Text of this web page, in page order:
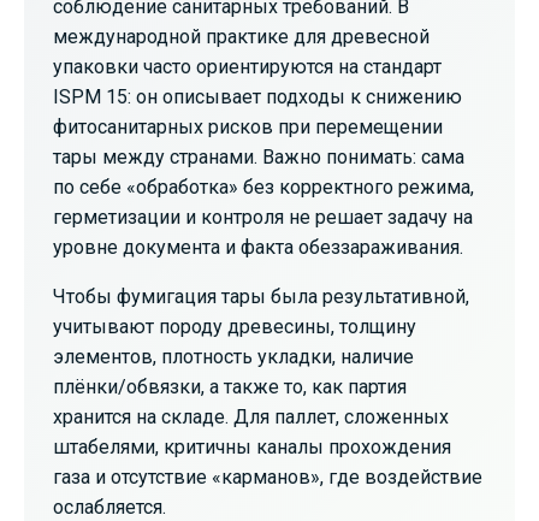
соблюдение санитарных требований. В
международной практике для древесной
упаковки часто ориентируются на стандарт
ISPM 15: он описывает подходы к снижению
фитосанитарных рисков при перемещении
тары между странами. Важно понимать: сама
по себе «обработка» без корректного режима,
герметизации и контроля не решает задачу на
уровне документа и факта обеззараживания.
Чтобы фумигация тары была результативной,
учитывают породу древесины, толщину
элементов, плотность укладки, наличие
плёнки/обвязки, а также то, как партия
хранится на складе. Для паллет, сложенных
штабелями, критичны каналы прохождения
газа и отсутствие «карманов», где воздействие
ослабляется.